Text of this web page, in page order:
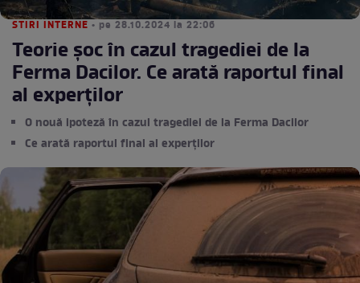
STIRI INTERNE • pe 28.10.2024 la 22:06
Teorie șoc în cazul tragediei de la
Ferma Dacilor. Ce arată raportul final
al experţilor
O nouă ipoteză în cazul tragediei de la Ferma Dacilor
Ce arată raportul final al experţilor